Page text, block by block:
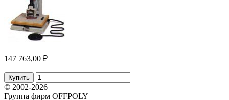
147 763,00 ₽
Купить
© 2002-2026
Группа фирм OFFPOLY